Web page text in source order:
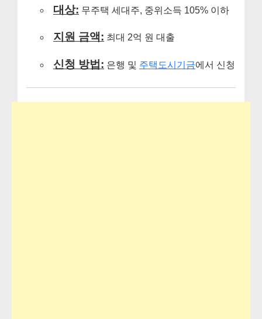
대상: 무주택 세대주, 중위소득 105% 이하
지원 금액: 최대 2억 원 대출
신청 방법: 은행 및 주택도시기금에서 신청